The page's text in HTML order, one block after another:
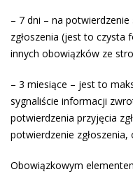
– 7 dni – na
zgłoszenia (jest to czysta
innych obowiązków ze
– 3 miesiące – jest to
sygnaliście informacji
potwierdzenia przyjęcia
potwierdzenie zgłoszenia,
Obowiązkowym